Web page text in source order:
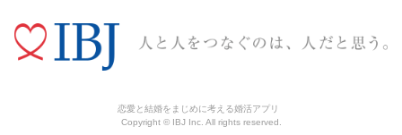
恋愛と結婚をまじめに考える婚活アプリ
Copyright © IBJ Inc. All rights reserved.